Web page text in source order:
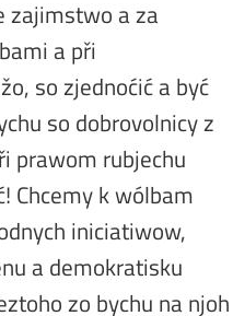
zajimstwo a za
a při
so zjednoćić a być
so dobrovolnicy z
prawom rubjechu
Chcemy k wólbam
iniciatiwow,
a demokratisku
zo bychu na njoh